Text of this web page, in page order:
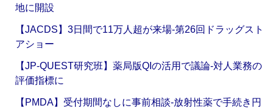
地に開設
【JACDS】3日間で11万人超が来場‐第26回ドラッグスト
アショー
【JP-QUEST研究班】薬局版QIの活用で議論‐対人業務の
評価指標に
【PMDA】受付期間なしに事前相談‐放射性薬で手続き円